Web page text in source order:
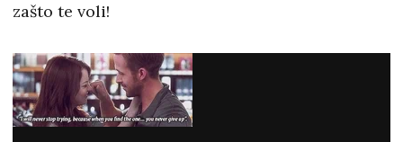
zašto te voli!